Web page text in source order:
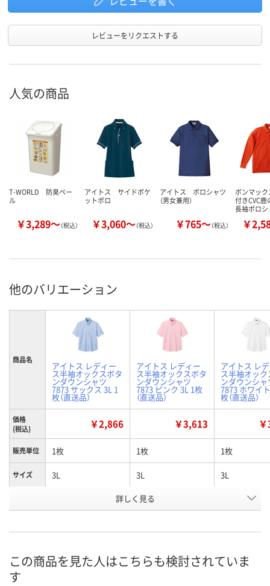
レビューをリクエストする
人気の商品
T-WORLD 防臭ペー
ル
￥3,289～（税込）
アイトス サイドポケ
ットポロ
￥3,060～（税込）
アイトス ポロシャツ
（男女兼用）
￥765～（税込）
ボンマッ
付きCVC
長袖ポロ
￥
他のバリエーション
商品名
アイトス レディー
ス半袖オックスボタ
ンダウンシャツ
7873 サックス 3L 1
枚（直送品）
アイトス レディー
ス半袖オックスボタ
ンダウンシャツ
7873 ピンク 3L 1枚
（直送品）
アイトス レ
ス半袖オッ
ンダウンシャ
7873 ホワイ
枚（直送品）
価格
(税込)
￥2,866 ￥3,613
販売単位 1枚 1枚 1枚
サイズ 3L 3L 3L
ピンク ホワイト
号
お届け日
詳しく見る
この商品を見た人はこちらも検討されていま
す